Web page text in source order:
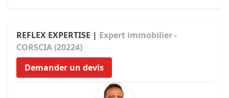
REFLEX EXPERTISE | Expert immobilier -
CORSCIA (20224)
Demander un devis